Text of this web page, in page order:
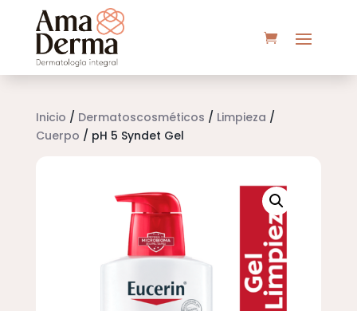
Inicio / Dermatoscosméticos / Limpieza /
Cuerpo / pH 5 Syndet Gel